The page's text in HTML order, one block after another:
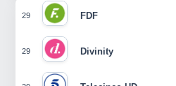
29 FDF
29 Divinity